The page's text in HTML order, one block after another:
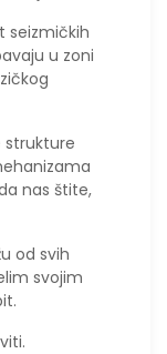
seizmičkih
u zoni
strukture
nas štite,
od svih
svojim